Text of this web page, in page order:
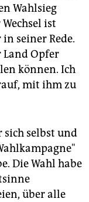
Wahlsieg
ist
seiner Rede.
Land Opfer
können. Ich
mit ihm zu
sich selbst und
Die Wahl habe
über alle